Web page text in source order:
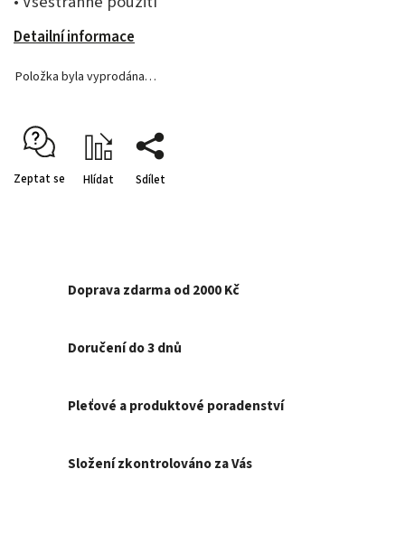
Detailní informace
Položka byla vyprodána…
Zeptat se Hlídat Sdílet
Doprava zdarma od 2000 Kč
Doručení do 3 dnů
Pleťové a produktové poradenství
Složení zkontrolováno za Vás